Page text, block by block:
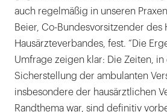
auch regelmäßig in unseren
Beier, Co-Bundesvorsitzender des
Hausärzteverbandes, fest. “Die
Umfrage zeigen klar: Die Zeiten,
Sicherstellung der ambulanten
insbesondere der hausärztlichen
Randthema war, sind definitiv